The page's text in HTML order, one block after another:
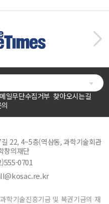
일무단수집거부 찾아오시는길
22, 4~5층(역삼동, 과학기술회관
창의재단
0701
학기술진흥기금 및 복권기금의 재